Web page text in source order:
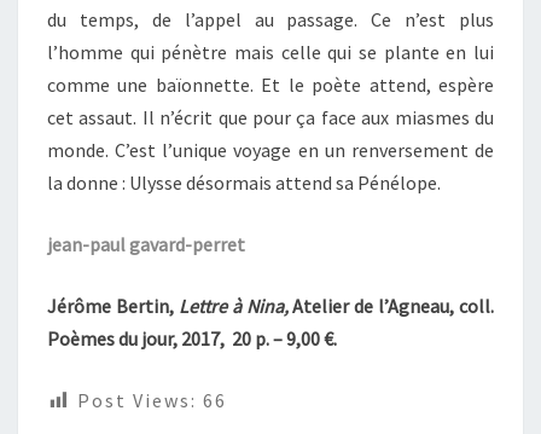
du temps, de l’appel au passage. Ce n’est plus
l’homme qui pénètre mais celle qui se plante en lui
comme une baïonnette. Et le poète attend, espère
cet assaut. Il n’écrit que pour ça face aux miasmes du
monde. C’est l’unique voyage en un renversement de
la donne : Ulysse désormais attend sa Pénélope.
jean-paul gavard-perret
Jérôme Bertin, Lettre à Nina,Atelier de l’Agneau, coll.
Poèmes du jour, 2017, 20 p. – 9,00 €.
Post Views: 66